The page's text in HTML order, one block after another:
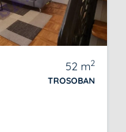
52 m2
TROSOBAN